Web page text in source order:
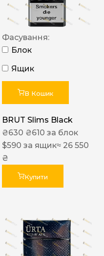
Фасування:
Блок
Ящик
В Кошик
BRUT Slims Black
₴630 ₴610 за блок
$590 за ящик≈ 26 550
₴
Купити